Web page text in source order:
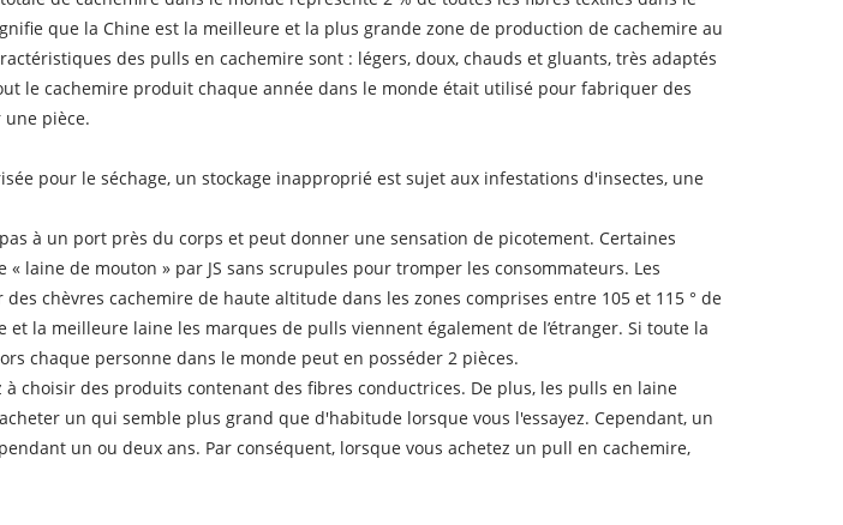
que la Chine est la meilleure et la plus grande zone de production de cachemire au
des pulls en cachemire sont : légers, doux, chauds et gluants, très adaptés
le cachemire produit chaque année dans le monde était utilisé pour fabriquer des
pièce.
pour le séchage, un stockage inapproprié est sujet aux infestations d'insectes, une
à un port près du corps et peut donner une sensation de picotement. Certaines
laine de mouton » par JS sans scrupules pour tromper les consommateurs. Les
chèvres cachemire de haute altitude dans les zones comprises entre 105 et 115 ° de
la meilleure laine les marques de pulls viennent également de l’étranger. Si toute la
chaque personne dans le monde peut en posséder 2 pièces.
choisir des produits contenant des fibres conductrices. De plus, les pulls en laine
un qui semble plus grand que d'habitude lorsque vous l'essayez. Cependant, un
un ou deux ans. Par conséquent, lorsque vous achetez un pull en cachemire,